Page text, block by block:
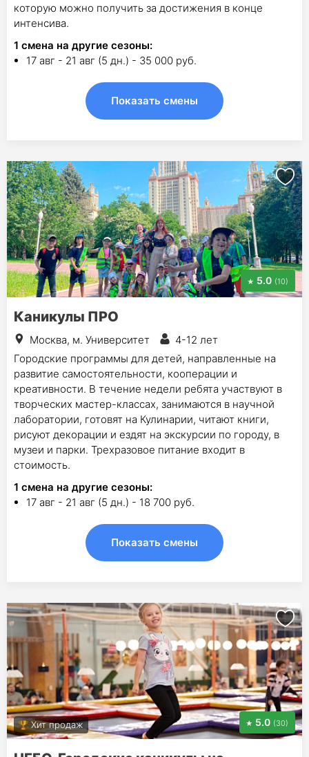
которую можно получить за достижения в конце
интенсива.
1 смена на другие сезоны:
17 авг - 21 авг (5 дн.) - 35 000 руб.
Показать смены
5.0 (10)
Каникулы ПРО
Москва, м. Университет
4-12 лет
Городские программы для детей, направленные на
развитие самостоятельности, кооперации и
креативности. В течение недели ребята участвуют в
творческих мастер-классах, занимаются в научной
лаборатории, готовят на Кулинарии, читают книги,
рисуют декорации и ездят на экскурсии по городу, в
музеи и парки. Трехразовое питание входит в
стоимость.
1 смена на другие сезоны:
17 авг - 21 авг (5 дн.) - 18 700 руб.
Показать смены
Хит продаж 5.0 (30)